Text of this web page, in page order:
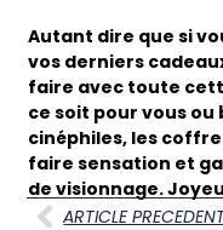
Autant dire que si
vos derniers
faire avec toute
ce soit pour vous
cinéphiles, les
faire sensation et
de visionnage.
ARTICLE